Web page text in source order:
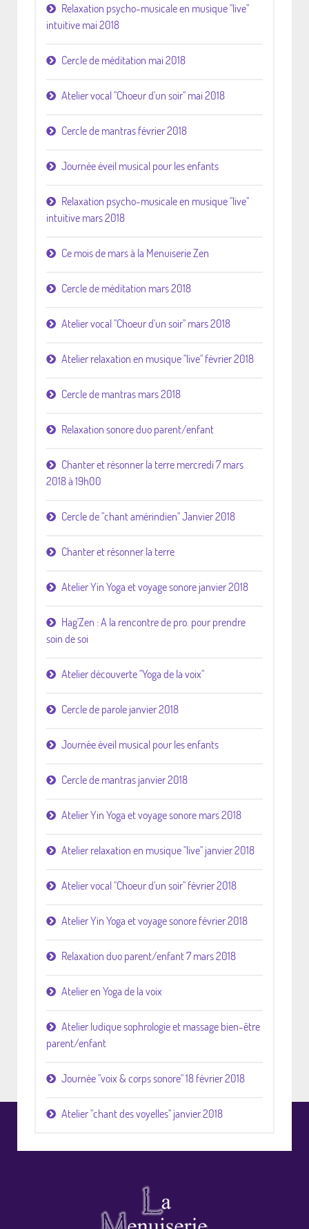
Relaxation psycho-musicale en musique "live"
intuitive mai 2018
Cercle de méditation mai 2018
Atelier vocal "Choeur d'un soir" mai 2018
Cercle de mantras février 2018
Journée éveil musical pour les enfants
Relaxation psycho-musicale en musique "live"
intuitive mars 2018
Ce mois de mars à la Menuiserie Zen
Cercle de méditation mars 2018
Atelier vocal "Choeur d'un soir" mars 2018
Atelier relaxation en musique "live" février 2018
Cercle de mantras mars 2018
Relaxation sonore duo parent/enfant
Chanter et résonner la terre mercredi 7 mars
2018 à 19h00
Cercle de "chant amérindien" Janvier 2018
Chanter et résonner la terre
Atelier Yin Yoga et voyage sonore janvier 2018
Hag'Zen : A la rencontre de pro. pour prendre
soin de soi
Atelier découverte "Yoga de la voix"
Cercle de parole janvier 2018
Journée éveil musical pour les enfants
Cercle de mantras janvier 2018
Atelier Yin Yoga et voyage sonore mars 2018
Atelier relaxation en musique "live" janvier 2018
Atelier vocal "Choeur d'un soir" février 2018
Atelier Yin Yoga et voyage sonore février 2018
Relaxation duo parent/enfant 7 mars 2018
Atelier en Yoga de la voix
Atelier ludique sophrologie et massage bien-être
parent/enfant
Journée "voix & corps sonore" 18 février 2018
Atelier "chant des voyelles" janvier 2018